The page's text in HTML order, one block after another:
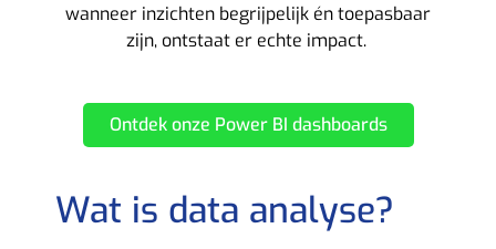
wanneer inzichten begrijpelijk én toepasbaar
zijn, ontstaat er echte impact.
Ontdek onze Power BI dashboards
Wat is data analyse?